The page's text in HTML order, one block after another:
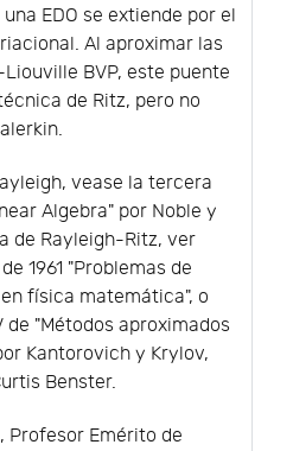
EDO se extiende por el
Al aproximar las
BVP, este puente
de Ritz, pero no
vease la tercera
Algebra" por Noble y
de Rayleigh-Ritz, ver
1961 "Problemas de
física matemática", o
de "Métodos aproximados
Kantorovich y Krylov,
Benster.
Profesor Emérito de